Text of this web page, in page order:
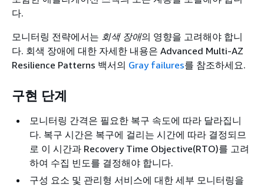
다.
모니터링 전략에서는 회색 장애의 영향을 고려해야 합니
다. 회색 장애에 대한 자세한 내용은 Advanced Multi-AZ
Resilience Patterns 백서의 Gray failures를 참조하세요.
구현 단계
모니터링 간격은 필요한 복구 속도에 따라 달라집니
다. 복구 시간은 복구에 걸리는 시간에 따라 결정되므
로 이 시간과 Recovery Time Objective(RTO)를 고려
하여 수집 빈도를 결정해야 합니다.
구성 요소 및 관리형 서비스에 대한 세부 모니터링을